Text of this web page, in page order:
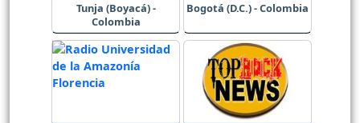
Tunja (Boyacá) -
Colombia
Bogotá (D.C.) - Colombia